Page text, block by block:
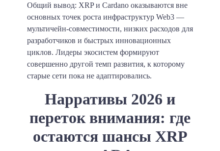
Общий вывод: XRP и Cardano оказываются вне
основных точек роста инфраструктур Web3 —
мультичейн-совместимости, низких расходов для
разработчиков и быстрых инновационных
циклов. Лидеры экосистем формируют
совершенно другой темп развития, к которому
старые сети пока не адаптировались.
Нарративы 2026 и
переток внимания: где
остаются шансы XRP